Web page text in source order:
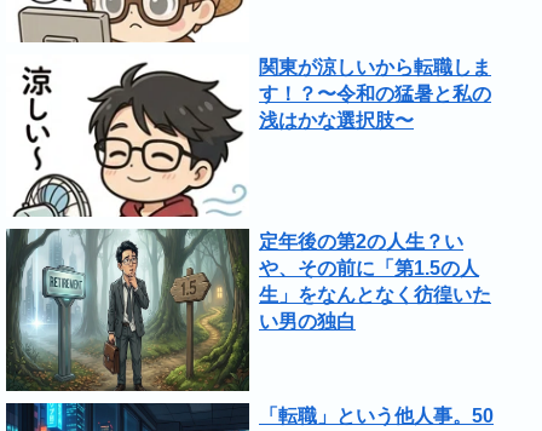
関東が涼しいから転職しま
す！？〜令和の猛暑と私の
浅はかな選択肢〜
定年後の第2の人生？い
や、その前に「第1.5の人
生」をなんとなく彷徨いた
い男の独白
「転職」という他人事。50